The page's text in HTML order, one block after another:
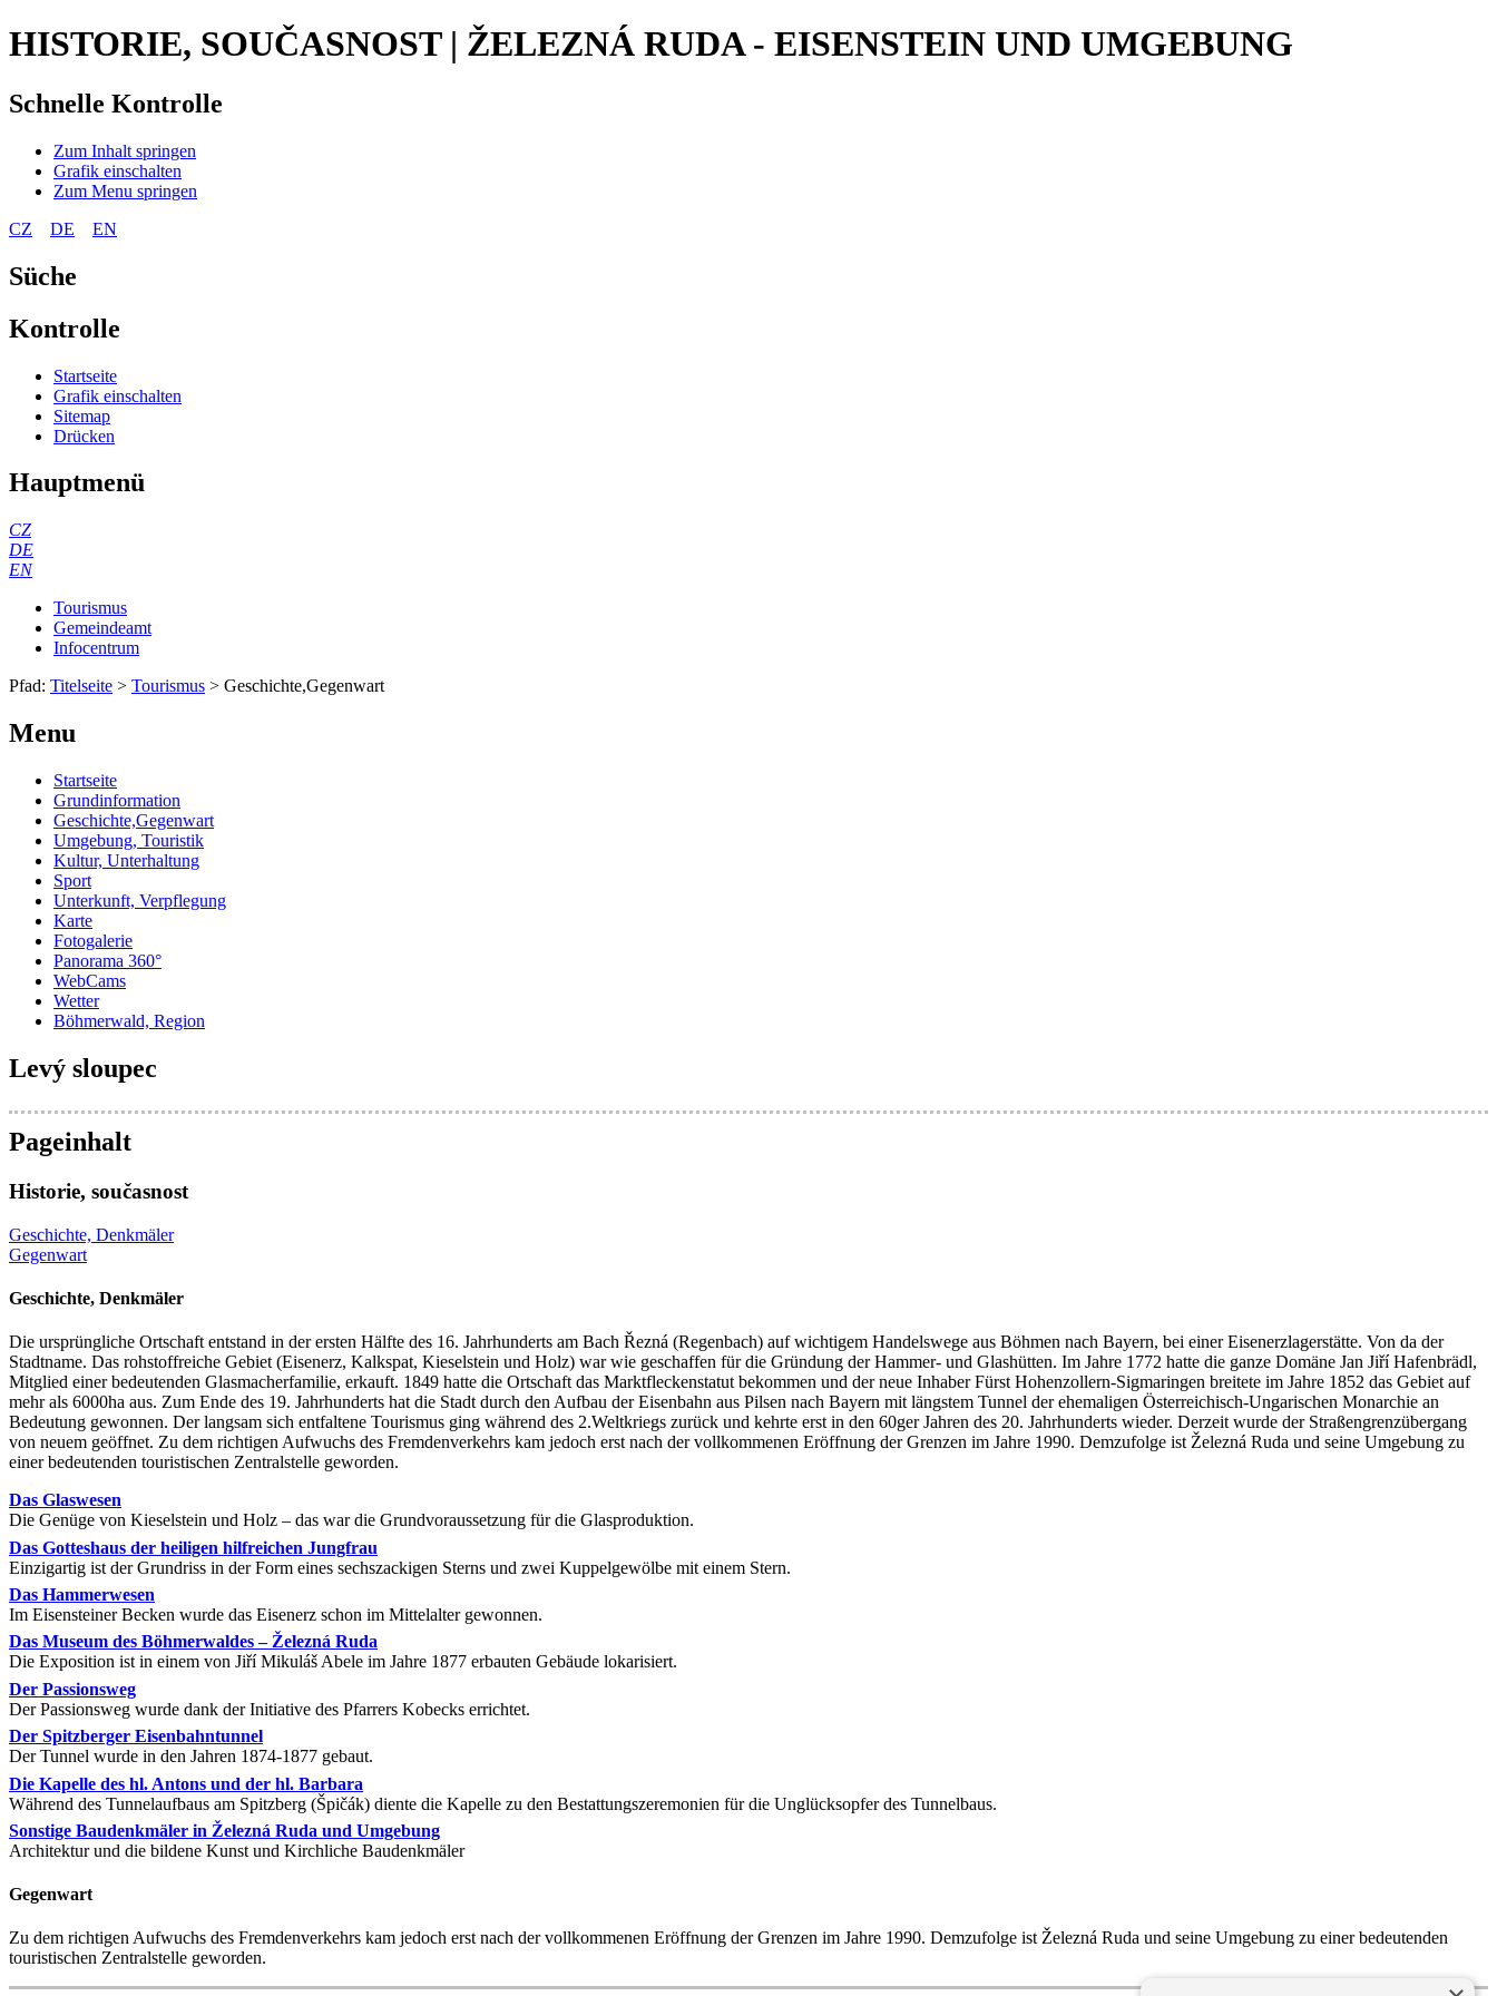
HISTORIE, SOUČASNOST | ŽELEZNÁ RUDA - EISENSTEIN UND UMGEBUNG
Schnelle Kontrolle
Zum Inhalt springen
Grafik einschalten
Zum Menu springen
CZ
DE EN
Süche
Kontrolle
Startseite
Grafik einschalten
Sitemap
Drücken
Hauptmenü
CZ
DE
EN
Tourismus
Gemeindeamt
Infocentrum
Pfad: Titelseite > Tourismus > Geschichte,Gegenwart
Menu
Startseite
Grundinformation
Geschichte,Gegenwart
Umgebung, Touristik
Kultur, Unterhaltung
Sport
Unterkunft, Verpflegung
Karte
Fotogalerie
Panorama 360°
WebCams
Wetter
Böhmerwald, Region
Levý sloupec
Pageinhalt
Historie, současnost
Geschichte, Denkmäler
Gegenwart
Geschichte, Denkmäler
Die ursprüngliche Ortschaft entstand in der ersten Hälfte des 16. Jahrhunderts am Bach Řezná (Regenbach) auf wichtigem Handelswege aus Böhmen nach Bayern, bei einer Eisenerzlagerstätte. Von da der
Stadtname. Das rohstoffreiche Gebiet (Eisenerz, Kalkspat, Kieselstein und Holz) war wie geschaffen für die Gründung der Hammer- und Glashütten. Im Jahre 1772 hatte die ganze Domäne Jan Jiří Hafenbrädl,
Mitglied einer bedeutenden Glasmacherfamilie, erkauft. 1849 hatte die Ortschaft das Marktfleckenstatut bekommen und der neue Inhaber Fürst Hohenzollern-Sigmaringen breitete im Jahre 1852 das Gebiet auf
mehr als 6000ha aus. Zum Ende des 19. Jahrhunderts hat die Stadt durch den Aufbau der Eisenbahn aus Pilsen nach Bayern mit längstem Tunnel der ehemaligen Österreichisch-Ungarischen Monarchie an
Bedeutung gewonnen. Der langsam sich entfaltene Tourismus ging während des 2.Weltkriegs zurück und kehrte erst in den 60ger Jahren des 20. Jahrhunderts wieder. Derzeit wurde der Straßengrenzübergang
von neuem geöffnet. Zu dem richtigen Aufwuchs des Fremdenverkehrs kam jedoch erst nach der vollkommenen Eröffnung der Grenzen im Jahre 1990. Demzufolge ist Železná Ruda und seine Umgebung zu
einer bedeutenden touristischen Zentralstelle geworden.
Das Glaswesen
Die Genüge von Kieselstein und Holz – das war die Grundvoraussetzung für die Glasproduktion.
Das Gotteshaus der heiligen hilfreichen Jungfrau
Einzigartig ist der Grundriss in der Form eines sechszackigen Sterns und zwei Kuppelgewölbe mit einem Stern.
Das Hammerwesen
Im Eisensteiner Becken wurde das Eisenerz schon im Mittelalter gewonnen.
Das Museum des Böhmerwaldes – Železná Ruda
Die Exposition ist in einem von Jiří Mikuláš Abele im Jahre 1877 erbauten Gebäude lokarisiert.
Der Passionsweg
Der Passionsweg wurde dank der Initiative des Pfarrers Kobecks errichtet.
Der Spitzberger Eisenbahntunnel
Der Tunnel wurde in den Jahren 1874-1877 gebaut.
Die Kapelle des hl. Antons und der hl. Barbara
Während des Tunnelaufbaus am Spitzberg (Špičák) diente die Kapelle zu den Bestattungszeremonien für die Unglücksopfer des Tunnelbaus.
Sonstige Baudenkmäler in Železná Ruda und Umgebung
Architektur und die bildene Kunst und Kirchliche Baudenkmäler
Gegenwart
Zu dem richtigen Aufwuchs des Fremdenverkehrs kam jedoch erst nach der vollkommenen Eröffnung der Grenzen im Jahre 1990. Demzufolge ist Železná Ruda und seine Umgebung zu einer bedeutenden
touristischen Zentralstelle geworden.